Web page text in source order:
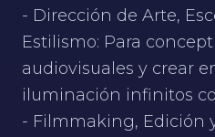
- Dirección de Arte,
Estilismo: Para
audiovisuales y crear
iluminación infinitos
- Filmmaking, Edición